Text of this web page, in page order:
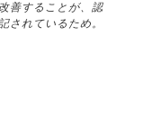
善することが、認
されているため。